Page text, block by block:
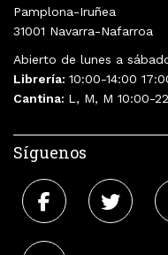
Pamplona-Iruñea
31001 Navarra-Nafarroa
Abierto de lunes a
Librería: 10:00-14:00
Cantina: L, M, M 10:00-
Síguenos